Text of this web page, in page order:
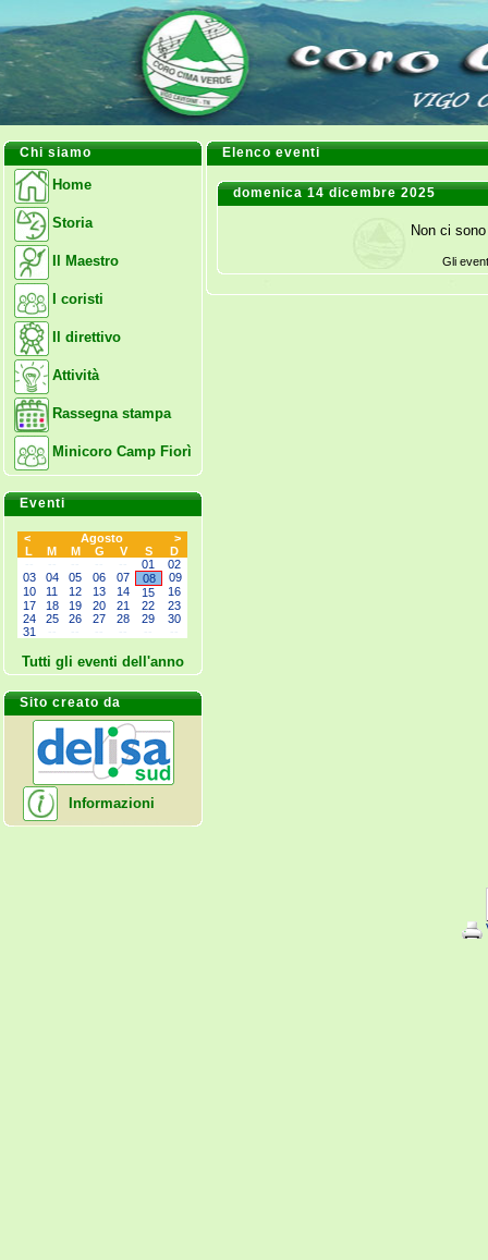
Chi siamo
Home
Storia
Il Maestro
I coristi
Il direttivo
Attività
Rassegna stampa
Minicoro Camp Fiorì
Eventi
< Agosto
>
L
M M G V S
D
01
02
03
04 05 06 07 08
09
10
11 12 13 14 15
16
17
18 19 20 21 22
23
24
25 26 27 28 29
30
31
Tutti gli eventi dell'anno
Sito creato da
Informazioni
Elenco eventi
domenica 14 dicembre 2025
Non ci
Gli